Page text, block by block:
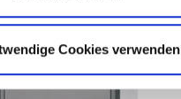
Cookies verwenden